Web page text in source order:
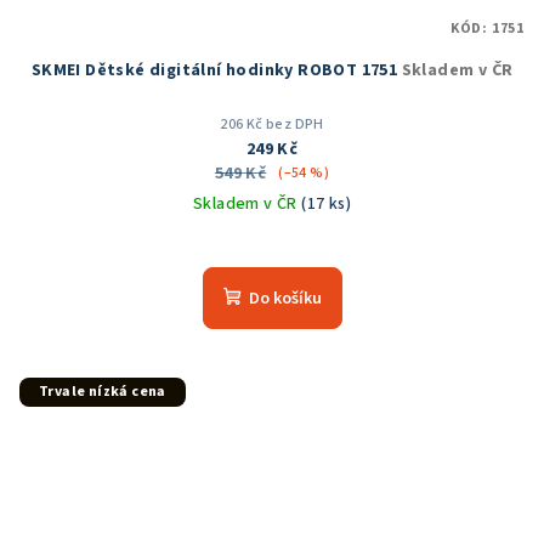
SKMEI Dětské digitální hodinky ROBOT 1751 Skladem v ČR
206 Kč bez DPH
249 Kč
549 Kč (–54 %)
Skladem v ČR(17 ks)
hodnocení
produktu
Do košíku
KÓD: 1751
Trvale nízká cena